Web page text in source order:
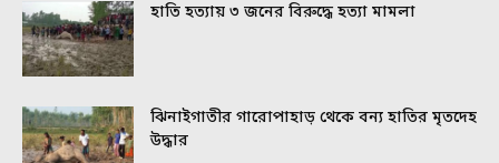
হাতি হত্যায় ৩ জনের বিরুদ্ধে হত্যা মামলা
ঝিনাইগাতীর গারোপাহাড় থেকে বন্য হাতির মৃতদেহ
উদ্ধার